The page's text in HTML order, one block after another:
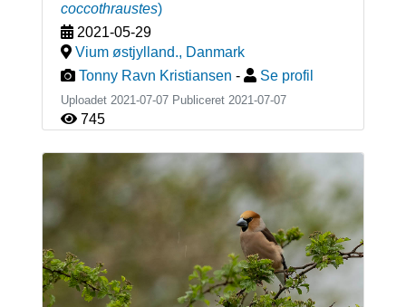
coccothraustes)
2021-05-29
Vium østjylland., Danmark
Tonny Ravn Kristiansen - Se profil
Uploadet 2021-07-07 Publiceret 2021-07-07
745